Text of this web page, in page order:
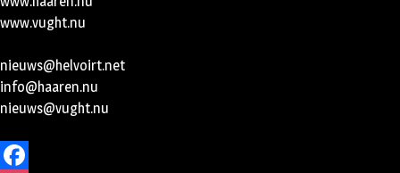
www.vught.nu
nieuws@helvoirt.net
info@haaren.nu
nieuws@vught.nu